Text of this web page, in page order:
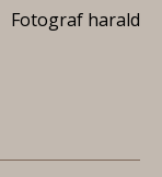
Fotograf harald